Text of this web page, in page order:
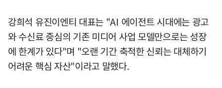
강희석 유진이엔티 대표는 "AI 에이전트 시대에는 광고
와 수신료 중심의 기존 미디어 사업 모델만으로는 성장
에 한계가 있다"며 "오랜 기간 축적한 신뢰는 대체하기
어려운 핵심 자산"이라고 말했다.